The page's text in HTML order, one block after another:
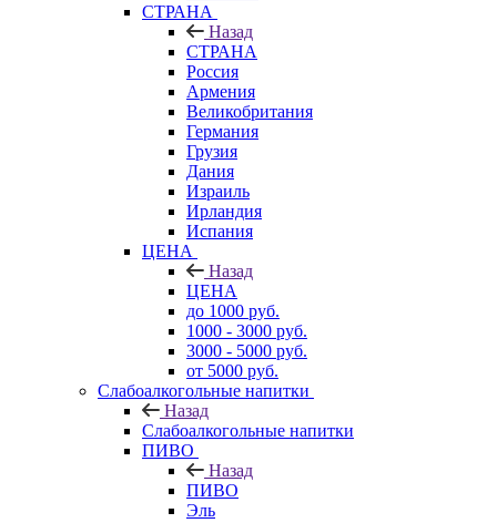
СТРАНА
Назад
СТРАНА
Россия
Армения
Великобритания
Германия
Грузия
Дания
Израиль
Ирландия
Испания
ЦЕНА
Назад
ЦЕНА
до 1000 руб.
1000 - 3000 руб.
3000 - 5000 руб.
от 5000 руб.
Слабоалкогольные напитки
Назад
Слабоалкогольные напитки
ПИВО
Назад
ПИВО
Эль